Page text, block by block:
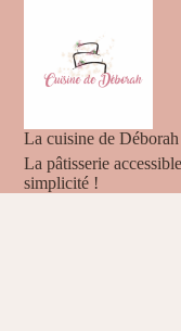
La cuisine de Déborah
La pâtisserie
simplicité !